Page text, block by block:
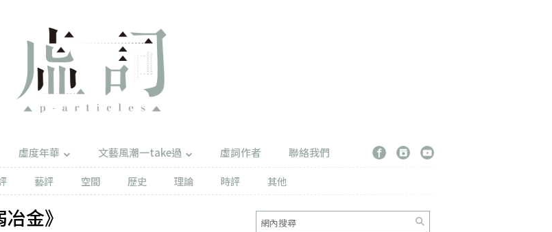
虛度年華 文藝風潮一take過 虛詞作者
聯絡我們
藝評 空間 歷史 理論 時評 其他
金》